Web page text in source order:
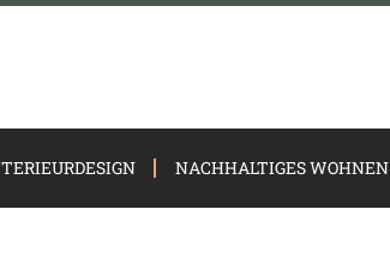
NACHHALTIGES WOHNEN